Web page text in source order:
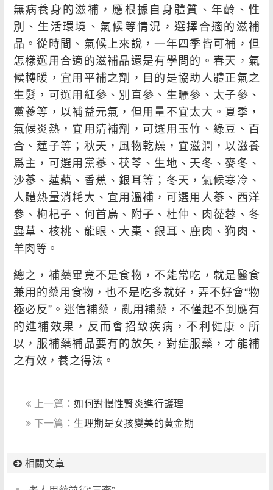
無病養身的滋補，應根據自身體質、年齡、性
別、生活環境、氣候等情況，選擇合適的滋補
品。從時間、氣候上來說，一年四季皆可補，但
怎樣選用合適的滋補品還是有學問的。春天，氣
候轉暖，宜用平補之劑，目的是協助人體正氣之
生髮，可選用紅參、別直參、生曬參、太子參、
黨蔘等，以補益元氣，但用量不宜太大。夏季，
氣候炎熱，宜用清補劑，可選用玉竹、綠豆、百
合、蓮子等；秋天，風物乾燥，宜滋潤，以滋養
爲主，可選用黨蔘、茯苓、生地、天冬、麥冬、
沙蔘、蓮藕、香蕉、銀耳等；冬天，氣候寒冷、
人體熱量消耗大、宜用溫補，可選用人蔘、西洋
參、枸杞子、何首烏、附子、杜仲、肉蓯蓉、冬
蟲草、核桃、龍眼、大棗、銀耳、鹿肉、狗肉、
羊肉等。
總之，補藥畢竟不是食物，不能常吃，就是醫食
兼用的藥用食物，也不是吃多就好，弄不好會“物
極必反”。迷信補藥，亂用補藥，不僅起不到應有
的進補效果，反而會招致疾病，不利健康。所
以，服補藥補品要有的放矢，對症服藥，才能補
之有效，養之得法。
上一篇：如何對慢性腎炎進行護理
下一篇： 生理期是女孩變美的黃金期
相關文章